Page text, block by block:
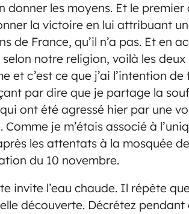
donner les moyens. Et le
la victoire en lui attribuant
de France, qu’il n’a pas. Et en
selon notre religion, voilà les
et c’est ce que j’ai l’intention
par dire que je partage la
ont été agressé hier par une
Comme je m’étais associé à
les attentats à la mosquée
du 10 novembre.
invite l’eau chaude. Il répète
découverte. Décrétez